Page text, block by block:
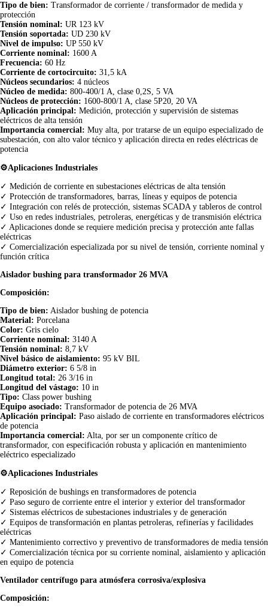
Tipo de bien: Transformador de corriente / transformador de medida y
protección
Tensión nominal: UR 123 kV
Tensión soportada: UD 230 kV
Nivel de impulso: UP 550 kV
Corriente nominal: 1600 A
Frecuencia: 60 Hz
Corriente de cortocircuito: 31,5 kA
Núcleos secundarios: 4 núcleos
Núcleo de medida: 800-400/1 A, clase 0,2S, 5 VA
Núcleos de protección: 1600-800/1 A, clase 5P20, 20 VA
Aplicación principal: Medición, protección y supervisión de sistemas
eléctricos de alta tensión
Importancia comercial: Muy alta, por tratarse de un equipo especializado de
subestación, con alto valor técnico y aplicación directa en redes eléctricas de
potencia
⚙️Aplicaciones Industriales
✓ Medición de corriente en subestaciones eléctricas de alta tensión
✓ Protección de transformadores, barras, líneas y equipos de potencia
✓ Integración con relés de protección, sistemas SCADA y tableros de control
✓ Uso en redes industriales, petroleras, energéticas y de transmisión eléctrica
✓ Aplicaciones donde se requiere medición precisa y protección ante fallas
eléctricas
✓ Comercialización especializada por su nivel de tensión, corriente nominal y
función crítica
Aislador bushing para transformador 26 MVA
Composición:
Tipo de bien: Aislador bushing de potencia
Material: Porcelana
Color: Gris cielo
Corriente nominal: 3140 A
Tensión nominal: 8,7 kV
Nivel básico de aislamiento: 95 kV BIL
Diámetro exterior: 6 5/8 in
Longitud total: 26 3/16 in
Longitud del vástago: 10 in
Tipo: Class power bushing
Equipo asociado: Transformador de potencia de 26 MVA
Aplicación principal: Paso aislado de corriente en transformadores eléctricos
de potencia
Importancia comercial: Alta, por ser un componente crítico de
transformador, con especificación robusta y aplicación en mantenimiento
eléctrico especializado
⚙️Aplicaciones Industriales
✓ Reposición de bushings en transformadores de potencia
✓ Paso seguro de corriente entre el interior y exterior del transformador
✓ Sistemas eléctricos de subestaciones industriales y de generación
✓ Equipos de transformación en plantas petroleras, refinerías y facilidades
eléctricas
✓ Mantenimiento correctivo y preventivo de transformadores de media tensión
✓ Comercialización técnica por su corriente nominal, aislamiento y aplicación
en equipo de potencia
Ventilador centrífugo para atmósfera corrosiva/explosiva
Composición: